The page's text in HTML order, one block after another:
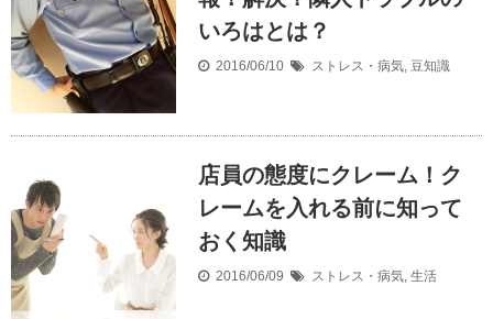
いろはとは？
2016/06/10 ストレス・病気 豆知識
店員の態度にクレーム！ク
レームを入れる前に知って
おく知識
2016/06/09 ストレス・病気 生活